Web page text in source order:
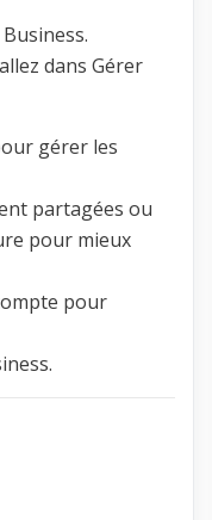
dans Gérer
gérer les
partagées ou
pour mieux
pour